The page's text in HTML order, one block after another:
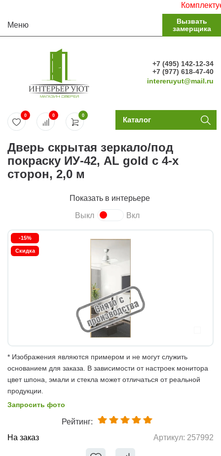
Комплектуем
Меню
Вызвать
замерщика
+7 (495) 142-12-34
+7 (977) 618-47-40
intereruyut@mail.ru
0
0 0 Каталог
Дверь скрытая зеркало/под
покраску ИУ-42, AL gold с 4-х
сторон, 2,0 м
Показать в интерьере
Выкл Вкл
-15%
Скидка
* Изображения являются примером и не могут служить
основанием для заказа. В зависимости от настроек монитора
цвет шпона, эмали и стекла может отличаться от реальной
продукции.
Запросить фото
Рейтинг:
На заказ
Артикул: 257992